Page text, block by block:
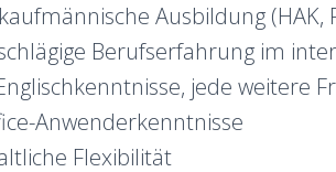
Ausbildung (HAK,
Berufserfahrung im
jede weitere
Anwenderkenntnisse
Flexibilität